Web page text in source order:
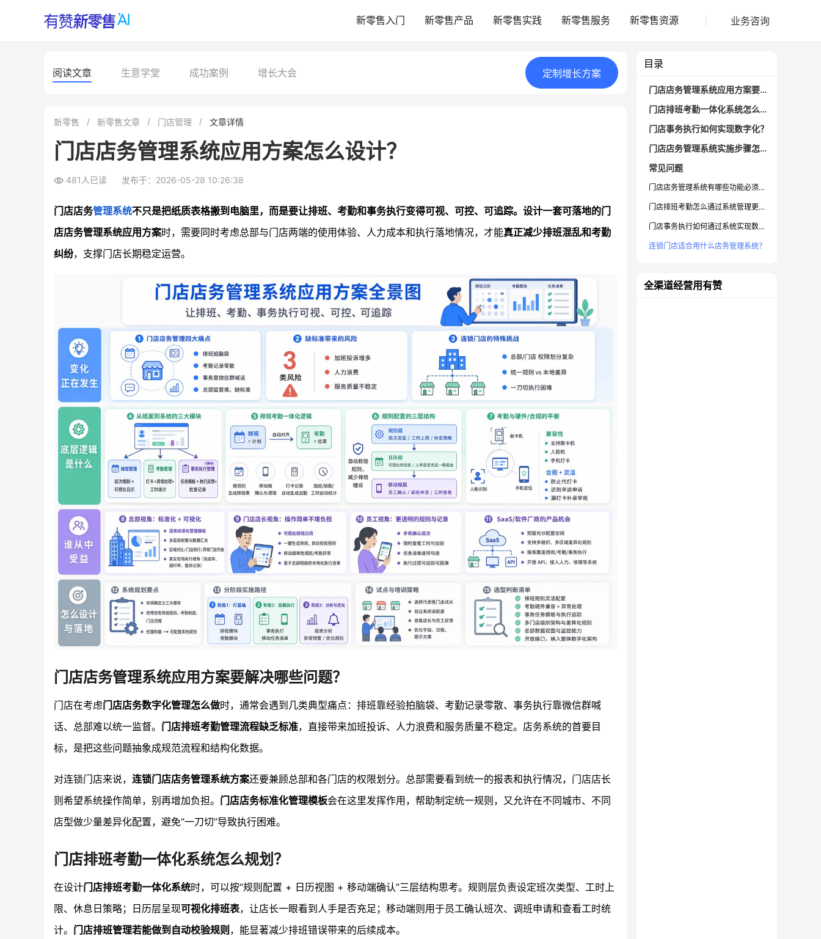
新零售入门 新零售产品 新零售实践 新零售服务 新零售资源 业务咨询
阅读文章 生意学堂 成功案例 增长大会 定制 增长方案
新零售 新零售文章 门店管理 文章详情
门店店务管理系统应用方案怎么设计？
481人已读 发布于：2026-05-28 10:26:38
门店店务管理系统不只是把纸质表格搬到电脑里，而是要让排班、考勤和事务执行变得可视、可控、可追踪。设计一套可落地的门
店店务管理系统应用方案时，需要同时考虑总部与门店两端的使用体验、人力成本和执行落地情况，才能真正减少排班混乱和考勤
纠纷，支撑门店长期稳定运营。
门店店务管理系统应用方案要解决哪些问题？
门店在考虑门店店务数字化管理怎么做时，通常会遇到几类典型痛点：排班靠经验拍脑袋、考勤记录零散、事务执行靠微信群喊
话、总部难以统一监督。 门店排班考勤管理流程缺乏标准，直接带来加班投诉、人力浪费和服务质量不稳定。店务系统的首要目
标，是把这些问题抽象成规范流程和结构化数据。
对连锁门店来说， 连锁门店店务管理系统方案还要兼顾总部和各门店的权限划分。总部需要看到统一的报表和执行情况，门店店长
则希望系统操作简单，别再增加负担。 门店店务标准化管理模板会在这里发挥作用，帮助制定统一规则，又允许在不同城市、不同
店型做少量差异化配置，避免“一刀切”导致执行困难。
门店排班考勤一体化系统怎么规划？
在设计门店排班考勤一体化系统时，可以按“规则配置 + 日历视图 + 移动端确认”三层结构思考。规则层负责设定班次类型、工时上
限、休息日策略；日历层呈现可视化排班表，让店长一眼看到人手是否充足；移动端则用于员工确认班次、调班申请和查看工时统
计。 门店排班管理若能做到自动校验规则 ，能显著减少排班错误带来的后续成本。
目录
门店店务管理系统应用方案要解决哪些问题？
门店排班考勤一体化系统怎么规划？
门店事务执行如何实现数字化？
门店店务管理系统实施步骤怎么落地？
常见问题
门店店务管理系统有哪些功能必须要有？
门店排班考勤怎么通过系统管理更高效？
门店事务执行如何通过系统实现数字化？
连锁门店适合用什么店务管理系统？
全渠道经营用有赞